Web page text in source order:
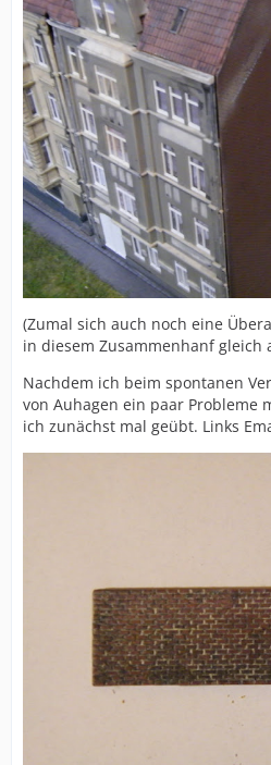
(Zumal sich auch noch eine
in diesem Zusammenhanf gleich
Nachdem ich beim spontanen
von Auhagen ein paar Probleme
ich zunächst mal geübt. Links